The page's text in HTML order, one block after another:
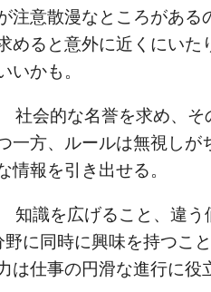
注意散漫なところがあ
めると意外に近くにいた
いかも。
会的な名誉を求め、そ
一方、ルールは無視しが
情報を引き出せる。
識を広げること、違う
野に同時に興味を持つこ
は仕事の円滑な進行に役